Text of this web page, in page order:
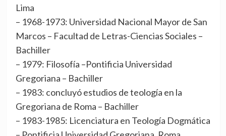
Lima
– 1968-1973: Universidad Nacional Mayor de San
Marcos – Facultad de Letras-Ciencias Sociales –
Bachiller
– 1979: Filosofía –Pontificia Universidad
Gregoriana – Bachiller
– 1983: concluyó estudios de teología en la
Gregoriana de Roma – Bachiller
– 1983-1985: Licenciatura en Teología Dogmática